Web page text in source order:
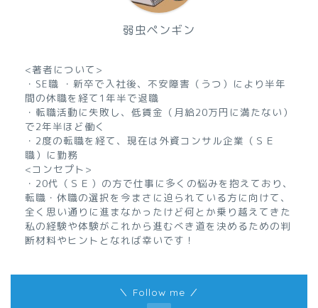
弱虫ペンギン
<著者について>
・SE職 ・新卒で入社後、不安障害（うつ）により半年
間の休職を経て1年半で退職
・転職活動に失敗し、低賃金（月給20万円に満たない）
で2年半ほど働く
・2度の転職を経て、現在は外資コンサル企業（ＳＥ
職）に勤務
<コンセプト>
・20代（ＳＥ）の方で仕事に多くの悩みを抱えており、
転職・休職の選択を今まさに迫られている方に向けて、
全く思い通りに進まなかったけど何とか乗り越えてきた
私の経験や体験がこれから進むべき道を決めるための判
断材料やヒントとなれば幸いです！
＼ Follow me ／